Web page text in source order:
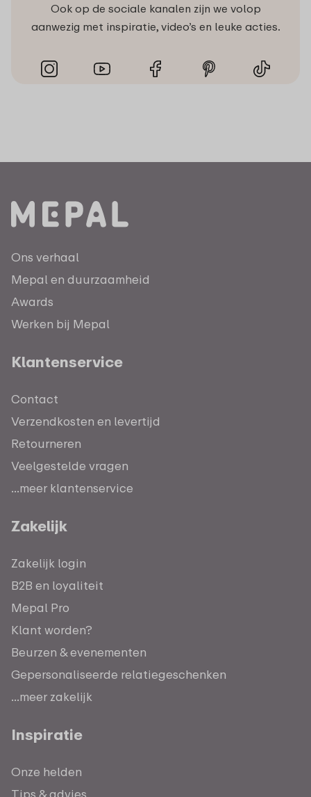
Ook op de sociale kanalen zijn we volop
aanwezig met inspiratie, video’s en leuke acties.
Ons verhaal
Mepal en duurzaamheid
Awards
Werken bij Mepal
Klantenservice
Contact
Verzendkosten en levertijd
Retourneren
Veelgestelde vragen
...meer klantenservice
Zakelijk
Zakelijk login
B2B en loyaliteit
Mepal Pro
Klant worden?
Beurzen & evenementen
Gepersonaliseerde relatiegeschenken
...meer zakelijk
Inspiratie
Onze helden
Tips & advies